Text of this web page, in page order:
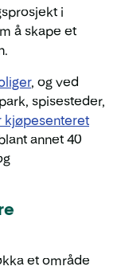
i
å skape et
, og ved
spisesteder,
kjøpesenteret
annet 40
et område